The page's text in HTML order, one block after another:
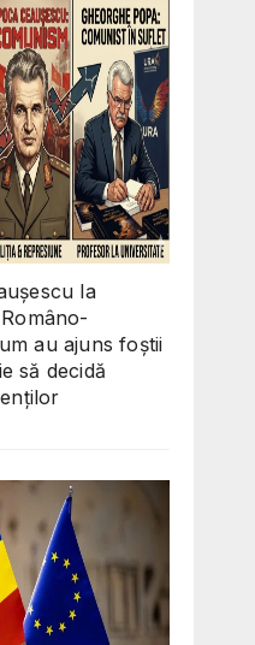
la
au ajuns foștii
să decidă